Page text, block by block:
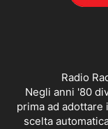
Radio
Negli anni '80
prima ad
scelta